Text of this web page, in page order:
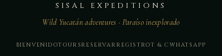
SISAL EXPEDITIONS
Wild Yucatán adventures · Paraíso inexplorado
BIENVENIDOTOURSRESERVAR REGISTROT & CWHATSAPP